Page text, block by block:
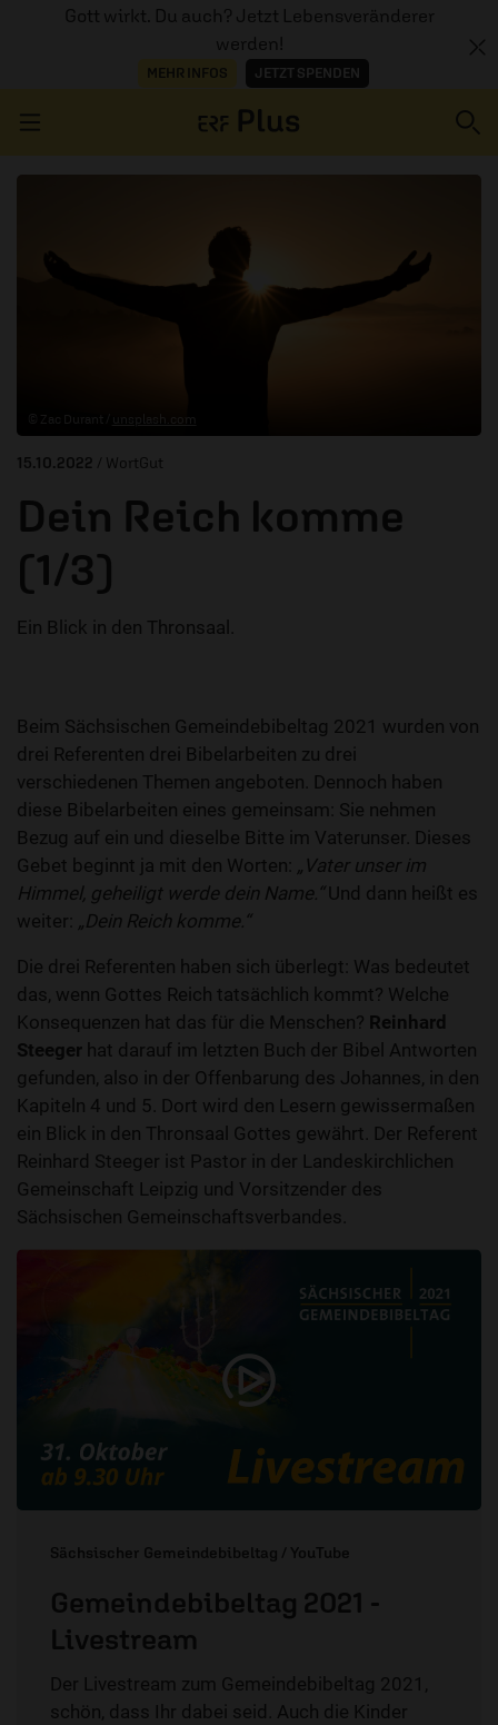
Gott wirkt. Du auch? Jetzt Lebensveränderer
werden!
MEHR INFOS JETZT SPENDEN
ERZÄHL MAL
15.10.2022 / WortGut
Dein Reich komme
(1/3)
Ein Blick in den Thronsaal.
Beim Sächsischen Gemeindebibeltag 2021 wurden von
drei Referenten drei Bibelarbeiten zu drei
verschiedenen Themen angeboten. Dennoch haben
diese Bibelarbeiten eines gemeinsam: Sie nehmen
Bezug auf ein und dieselbe Bitte im Vaterunser. Dieses
Gebet beginnt ja mit den Worten: „Vater unser im
Himmel, geheiligt werde dein Name.“ Und dann heißt es
weiter: „Dein Reich komme.“
Die drei Referenten haben sich überlegt: Was bedeutet
das, wenn Gottes Reich tatsächlich kommt? Welche
Konsequenzen hat das für die Menschen? Reinhard
Steeger hat darauf im letzten Buch der Bibel Antworten
gefunden, also in der Offenbarung des Johannes, in den
Kapiteln 4 und 5. Dort wird den Lesern gewissermaßen
ein Blick in den Thronsaal Gottes gewährt. Der Referent
Reinhard Steeger ist Pastor in der Landeskirchlichen
Gemeinschaft Leipzig und Vorsitzender des
Sächsischen Gemeinschaftsverbandes.
Sächsischer Gemeindebibeltag / YouTube
Gemeindebibeltag 2021 -
Livestream
Der Livestream zum Gemeindebibeltag 2021,
schön, dass Ihr dabei seid. Auch die Kinder